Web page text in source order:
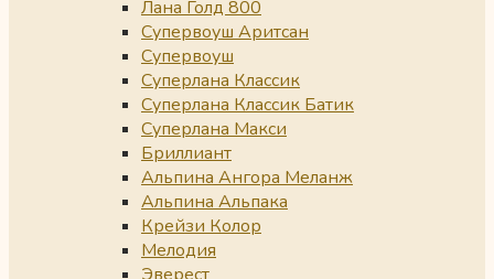
Лана Голд 800
Супервоуш Аритсан
Супервоуш
Суперлана Классик
Суперлана Классик Батик
Суперлана Макси
Бриллиант
Альпина Ангора Меланж
Альпина Альпака
Крейзи Колор
Мелодия